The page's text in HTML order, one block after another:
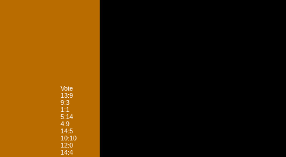
Vote
13:9
9:3
1:1
5:14
4:9
14:5
10:10
12:0
14:4